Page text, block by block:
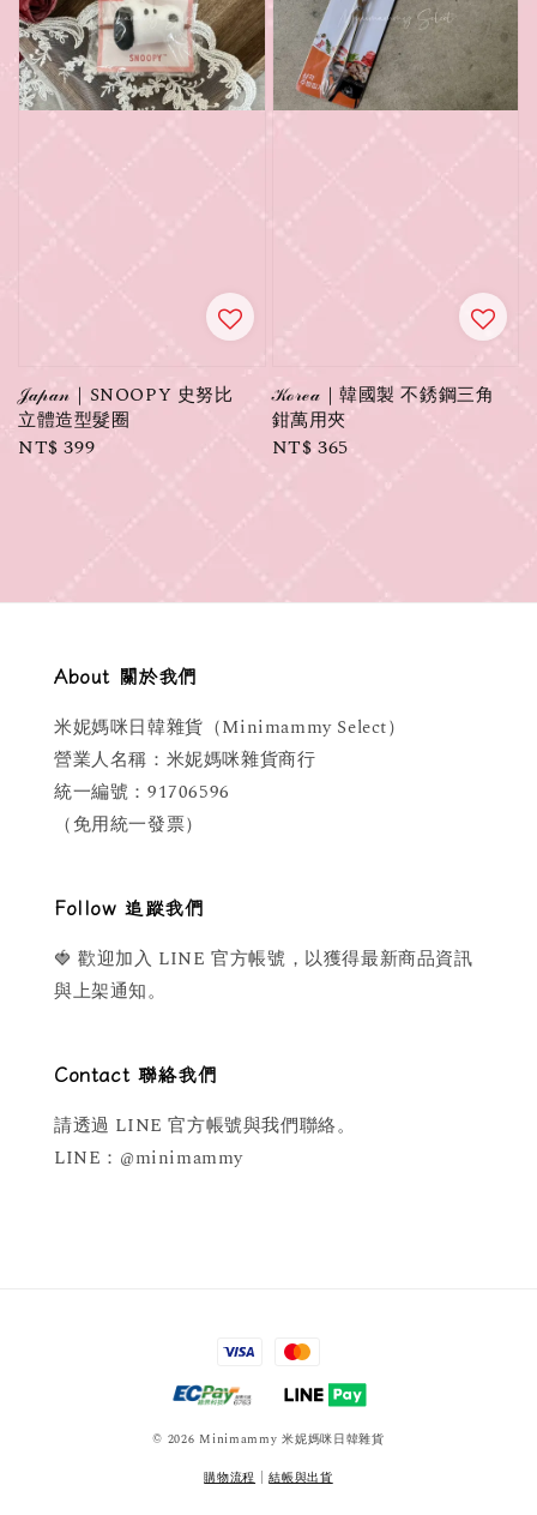
𝒥𝒶𝓅𝒶𝓃｜SNOOPY 史努比
立體造型髮圈
Regular
NT$ 399
𝒦ℴ𝓇ℯ𝒶｜韓國製 不銹鋼三角
鉗萬用夾
Regular
NT$ 365
About 關於我們
米妮媽咪日韓雜貨（Minimammy Select）
營業人名稱：米妮媽咪雜貨商行
統一編號：91706596
（免用統一發票）
Follow 追蹤我們
🍓 歡迎加入 LINE 官方帳號，以獲得最新商品資訊
與上架通知。
Contact 聯絡我們
請透過 LINE 官方帳號與我們聯絡。
LINE：@minimammy
© 2026 Minimammy 米妮媽咪日韓雜貨
購物流程 |結帳與出貨